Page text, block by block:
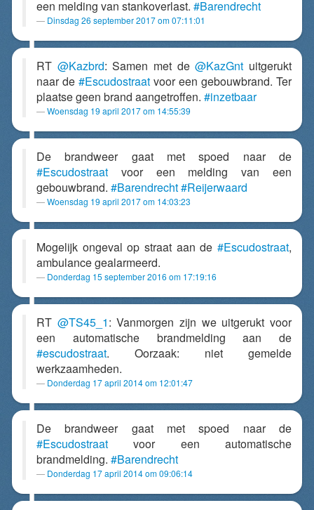
een melding van stankoverlast. #Barendrecht
Dinsdag 26 september 2017 om 07:11:01
RT @Kazbrd: Samen met de@KazGnt uitgerukt
naar de #Escudostraat voor een gebouwbrand. Ter
plaatse geen brand aangetroffen. #inzetbaar
Woensdag 19 april 2017 om 14:55:39
De brandweer gaat met spoed naar de
#Escudostraat voor een melding van een
gebouwbrand. #Barendrecht#Reijerwaard
Woensdag 19 april 2017 om 14:03:23
Mogelijk ongeval op straat aan de #Escudostraat,
ambulance gealarmeerd.
Donderdag 15 september 2016 om 17:19:16
RT @TS45_1: Vanmorgen zijn we uitgerukt voor
een automatische brandmelding aan de
#escudostraat. Oorzaak: niet gemelde
werkzaamheden.
Donderdag 17 april 2014 om 12:01:47
De brandweer gaat met spoed naar de
#Escudostraat voor een automatische
brandmelding. #Barendrecht
Donderdag 17 april 2014 om 09:06:14